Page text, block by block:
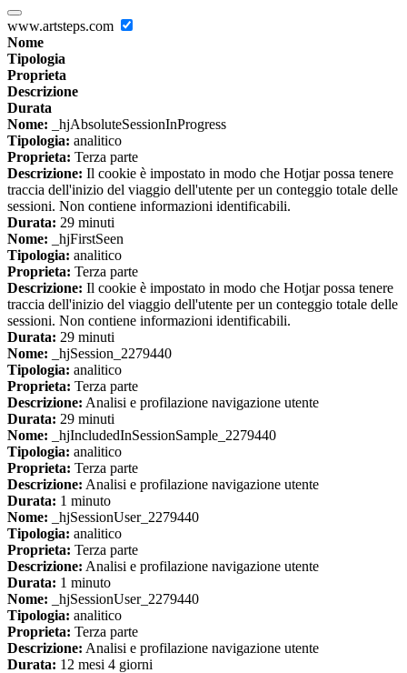
www.artsteps.com
Nome
Tipologia
Proprieta
Descrizione
Durata
Nome: _hjAbsoluteSessionInProgress
Tipologia: analitico
Proprieta: Terza parte
Descrizione: Il cookie è impostato in modo che Hotjar possa tenere
traccia dell'inizio del viaggio dell'utente per un conteggio totale delle
sessioni. Non contiene informazioni identificabili.
Durata: 29 minuti
Nome: _hjFirstSeen
Tipologia: analitico
Proprieta: Terza parte
Descrizione: Il cookie è impostato in modo che Hotjar possa tenere
traccia dell'inizio del viaggio dell'utente per un conteggio totale delle
sessioni. Non contiene informazioni identificabili.
Durata: 29 minuti
Nome: _hjSession_2279440
Tipologia: analitico
Proprieta: Terza parte
Descrizione: Analisi e profilazione navigazione utente
Durata: 29 minuti
Nome: _hjIncludedInSessionSample_2279440
Tipologia: analitico
Proprieta: Terza parte
Descrizione: Analisi e profilazione navigazione utente
Durata: 1 minuto
Nome: _hjSessionUser_2279440
Tipologia: analitico
Proprieta: Terza parte
Descrizione: Analisi e profilazione navigazione utente
Durata: 1 minuto
Nome: _hjSessionUser_2279440
Tipologia: analitico
Proprieta: Terza parte
Descrizione: Analisi e profilazione navigazione utente
Durata: 12 mesi 4 giorni